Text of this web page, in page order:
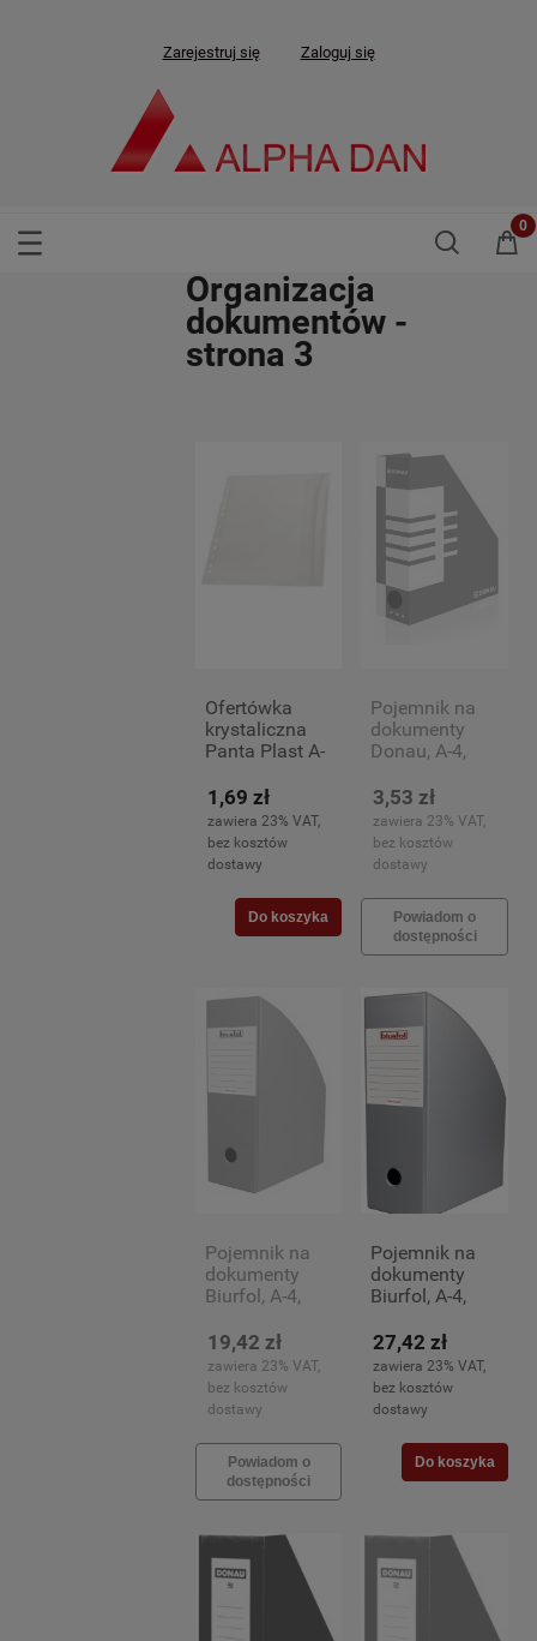
Zarejestruj się Zaloguj się
Organizacja
dokumentów -
strona 3
Ofertówka
krystaliczna
Panta Plast A-
boczną
1,69 zł
zawiera 23% VAT,
bez kosztów
dostawy
Do koszyka
Pojemnik na
dokumenty
Donau, A-4,
3,53 zł
zawiera 23% VAT,
bez kosztów
dostawy
Powiadom o
dostępności
Pojemnik na
dokumenty
Biurfol, A-4,
pomarańczowy
19,42 zł
zawiera 23% VAT,
bez kosztów
dostawy
Powiadom o
dostępności
Pojemnik na
dokumenty
Biurfol, A-4,
popielaty
27,42 zł
zawiera 23% VAT,
bez kosztów
dostawy
Do koszyka